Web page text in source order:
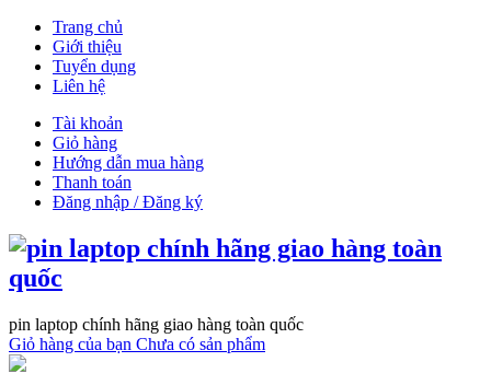
Trang chủ
Giới thiệu
Tuyển dụng
Liên hệ
Tài khoản
Giỏ hàng
Hướng dẫn mua hàng
Thanh toán
Đăng nhập / Đăng ký
pin laptop chính hãng giao hàng toàn quốc
Giỏ hàng của bạn Chưa có sản phẩm